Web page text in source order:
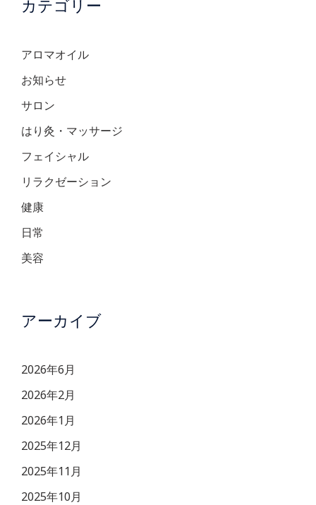
カテゴリー
アロマオイル
お知らせ
サロン
はり灸・マッサージ
フェイシャル
リラクゼーション
健康
日常
美容
アーカイブ
2026年6月
2026年2月
2026年1月
2025年12月
2025年11月
2025年10月